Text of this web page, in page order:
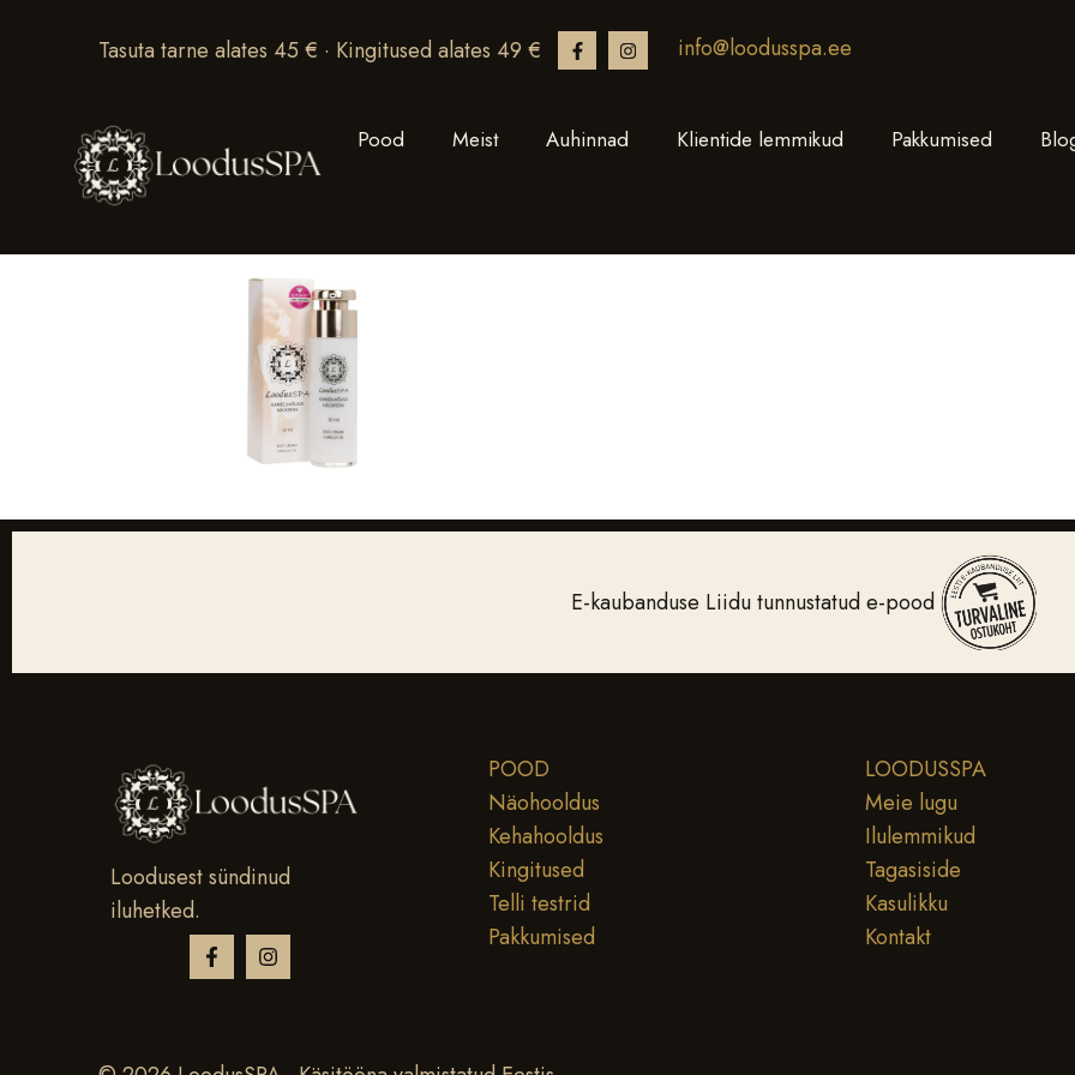
Tasuta tarne alates 45 € · Kingitused alates 49 € info@loodusspa.ee
Pood Meist Auhinnad Klientide lemmikud Pakkumised
E-kaubanduse Liidu tunnustatud e-pood
Loodusest sündinud
iluhetked.
POOD
Näohooldus
Kehahooldus
Kingitused
Telli testrid
Pakkumised
LOODUSSPA
Meie lugu
Ilulemmikud
Tagasiside
Kasulikku
Kontakt